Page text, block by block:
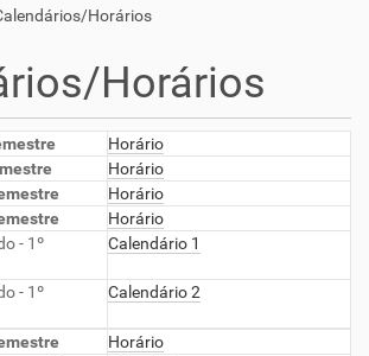
Horários
Horários
Horário
Horário
Horário
Horário
- 1º
Calendário 1
- 1º
Calendário 2
Horário